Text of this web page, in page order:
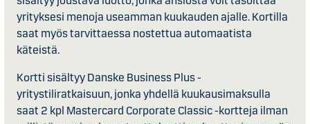
yrityksesi menoja useamman kuukauden ajalle. Kortilla
saat myös tarvittaessa nostettua automaatista
käteistä.
Kortti sisältyy Danske Business Plus -
yritystiliratkaisuun, jonka yhdellä kuukausimaksulla
saat 2 kpl Mastercard Corporate Classic -kortteja ilman